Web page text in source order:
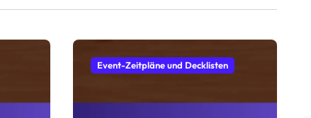
Event-Zeitpläne und Decklisten